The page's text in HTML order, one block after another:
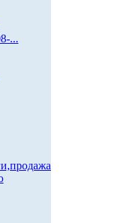
...